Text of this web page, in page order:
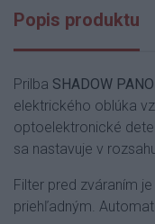
Popis produktu
Prilba SHADOW
elektrického oblúka
optoelektronické
sa nastavuje v
Filter pred zváraním
priehľadným.